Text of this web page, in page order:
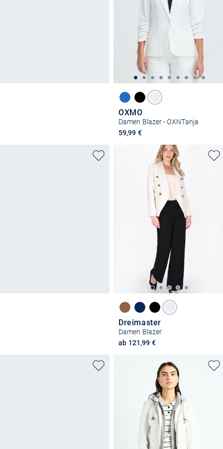
OXMO
Damen Blazer - OXNTanja
59,99 €
Dreimaster
Damen Blazer
ab 121,99 €